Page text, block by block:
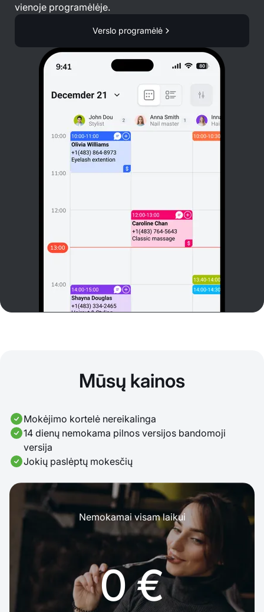
vienoje programėlėje.
Verslo programėlė
Mūsų kainos
Mokėjimo kortelė nereikalinga
14 dienų nemokama pilnos versijos bandomoji
versija
Jokių paslėptų mokesčių
Nemokamai visam laikui
0 €